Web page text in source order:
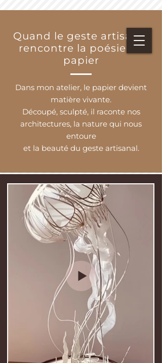
Quand le geste artisanal
rencontre la poésie du
papier
Dans mon atelier, le papier devient
matière vivante.
Découpé, sculpté, il raconte nos
architectures, la nature qui nous
entoure
et la beauté du geste artisanal.